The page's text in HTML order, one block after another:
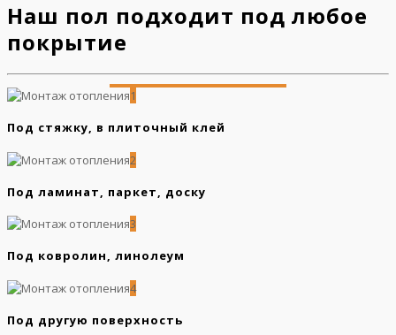
Наш пол подходит под любое
покрытие
1
Под стяжку, в плиточный клей
2
Под ламинат, паркет, доску
3
Под ковролин, линолеум
4
Под другую поверхность